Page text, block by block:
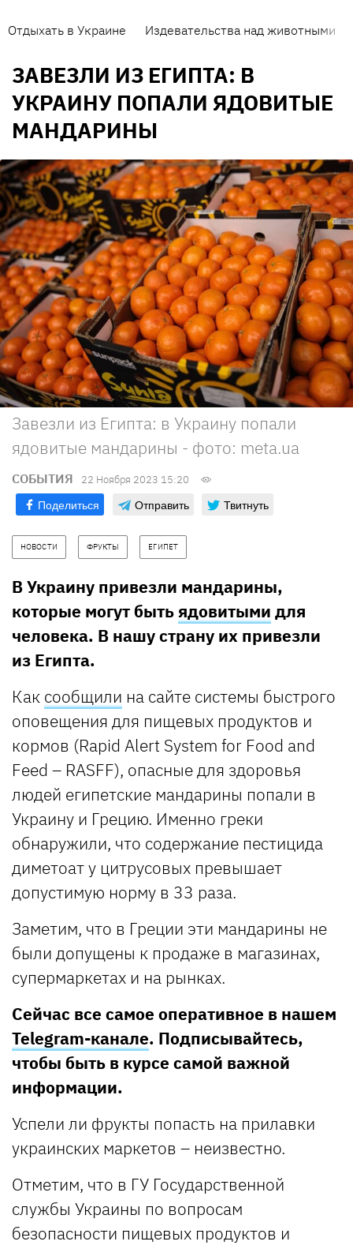
Отдыхать в Украине Издевательства над животными
ЗАВЕЗЛИ ИЗ ЕГИПТА: В
УКРАИНУ ПОПАЛИ ЯДОВИТЫЕ
МАНДАРИНЫ
Завезли из Египта: в Украину попали
ядовитые мандарины - фото: meta.ua
СОБЫТИЯ 22 Ноября 2023 15:20
Поделиться Отправить Твитнуть
НОВОСТИ ФРУКТЫ ЕГИПЕТ
В Украину привезли мандарины,
которые могут бытьядовитыми для
человека. В нашу страну их привезли
из Египта.
Как сообщили на сайте системы быстрого
оповещения для пищевых продуктов и
кормов (Rapid Alert System for Food and
Feed – RASFF), опасные для здоровья
людей египетские мандарины попали в
Украину и Грецию. Именно греки
обнаружили, что содержание пестицида
диметоат у цитрусовых превышает
допустимую норму в 33 раза.
Заметим, что в Греции эти мандарины не
были допущены к продаже в магазинах,
супермаркетах и на рынках.
Сейчас все самое оперативное в нашем
Telegram-канале. Подписывайтесь,
чтобы быть в курсе самой важной
информации.
Успели ли фрукты попасть на прилавки
украинских маркетов – неизвестно.
Отметим, что в ГУ Государственной
службы Украины по вопросам
безопасности пищевых продуктов и